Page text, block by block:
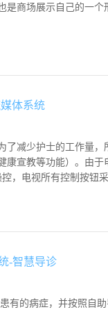
商场展示自己的一
体系统
减少护士的工作量
宣教等功能）。由
控，电视所有控制
-智慧导诊
有的病症，并按照自